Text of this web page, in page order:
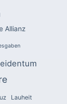
Allianz
Lauheit